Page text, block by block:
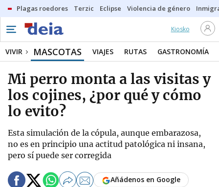
Plagas roedores Terzic Eclipse Violencia de género
Kiosko
VIVIR MASCOTAS VIAJES RUTAS GASTRONOMÍA
Mi perro monta a las visitas y
los cojines, ¿por qué y cómo
lo evito?
Esta simulación de la cópula, aunque embarazosa,
no es en principio una actitud patológica ni insana,
pero sí puede ser corregida
Añádenos en Google